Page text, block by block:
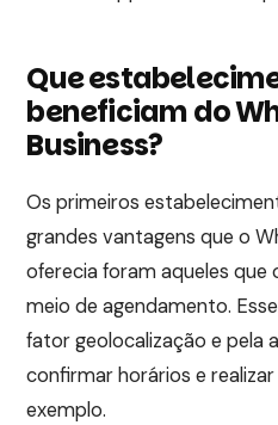
Que
beneficiam do
Business?
Os primeiros
grandes vantagens que o
oferecia foram aqueles
meio de agendamento.
fator geolocalização e pela
confirmar horários e
exemplo.